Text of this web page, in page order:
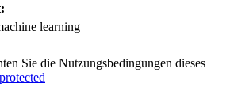
learning
Sie die Nutzungsbedingungen dieses